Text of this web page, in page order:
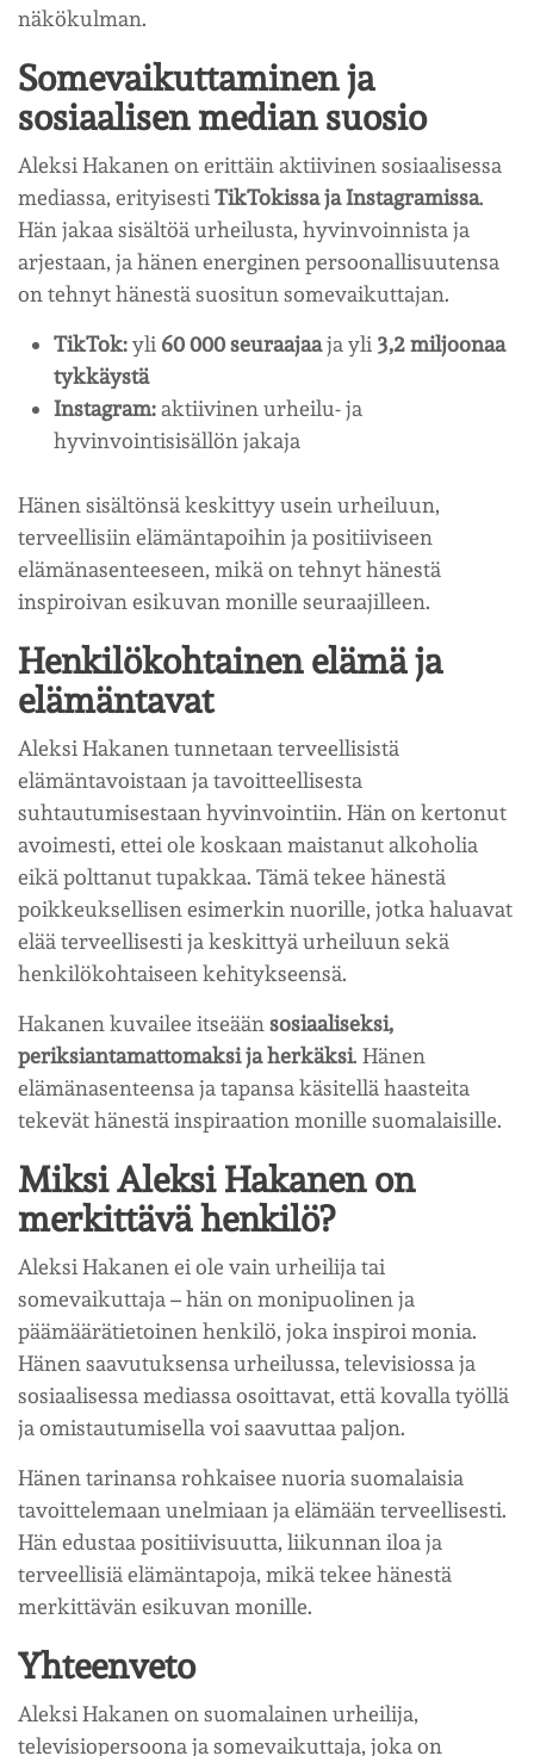
näkökulman.
Somevaikuttaminen ja
sosiaalisen median suosio
Aleksi Hakanen on erittäin aktiivinen sosiaalisessa
mediassa, erityisestiTikTokissa ja Instagramissa.
Hän jakaa sisältöä urheilusta, hyvinvoinnista ja
arjestaan, ja hänen energinen persoonallisuutensa
on tehnyt hänestä suositun somevaikuttajan.
TikTok:yli 60 000 seuraajaaja yli 3,2 miljoonaa
tykkäystä
Instagram:aktiivinen urheilu- ja
hyvinvointisisällön jakaja
Hänen sisältönsä keskittyy usein urheiluun,
terveellisiin elämäntapoihin ja positiiviseen
elämänasenteeseen, mikä on tehnyt hänestä
inspiroivan esikuvan monille seuraajilleen.
Henkilökohtainen elämä ja
elämäntavat
Aleksi Hakanen tunnetaan terveellisistä
elämäntavoistaan ja tavoitteellisesta
suhtautumisestaan hyvinvointiin. Hän on kertonut
avoimesti, ettei ole koskaan maistanut alkoholia
eikä polttanut tupakkaa. Tämä tekee hänestä
poikkeuksellisen esimerkin nuorille, jotka haluavat
elää terveellisesti ja keskittyä urheiluun sekä
henkilökohtaiseen kehitykseensä.
Hakanen kuvailee itseäänsosiaaliseksi,
periksiantamattomaksi ja herkäksi. Hänen
elämänasenteensa ja tapansa käsitellä haasteita
tekevät hänestä inspiraation monille suomalaisille.
Miksi Aleksi Hakanen on
merkittävä henkilö?
Aleksi Hakanen ei ole vain urheilija tai
somevaikuttaja – hän on monipuolinen ja
päämäärätietoinen henkilö, joka inspiroi monia.
Hänen saavutuksensa urheilussa, televisiossa ja
sosiaalisessa mediassa osoittavat, että kovalla työllä
ja omistautumisella voi saavuttaa paljon.
Hänen tarinansa rohkaisee nuoria suomalaisia
tavoittelemaan unelmiaan ja elämään terveellisesti.
Hän edustaa positiivisuutta, liikunnan iloa ja
terveellisiä elämäntapoja, mikä tekee hänestä
merkittävän esikuvan monille.
Yhteenveto
Aleksi Hakanen on suomalainen urheilija,
televisiopersoona ja somevaikuttaja, joka on